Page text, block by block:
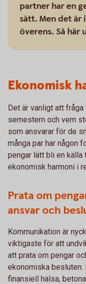
partner har en
sätt. Men det är
överens. Så här
Ekonomisk
Det är vanligt att
semestern och vem
som ansvarar för de
många par har någon
pengar lätt bli en
ekonomisk harmoni i
Prata om
ansvar och
Kommunikation är
viktigaste för att
att prata om pengar
ekonomiska besluten.
finansiell hälsa,